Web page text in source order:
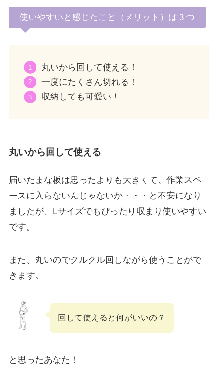
使いやすいと感じたこと（メリット）は３つ
丸いから回して使える！
一度にたくさん切れる！
収納しても可愛い！
丸いから回して使える
届いたまな板は思ったよりも大きくて、作業スペ
ースに入らないんじゃないか・・・と不安になり
ましたが、Lサイズでもぴったり収まり使いやすい
です。
また、丸いのでクルクル回しながら使うことがで
きます。
回して使えると何がいいの？
と思ったあなた！